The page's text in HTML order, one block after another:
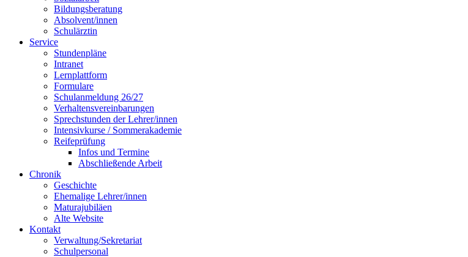
Bildungsberatung
Absolvent/innen
Schulärztin
Service
Stundenpläne
Intranet
Lernplattform
Formulare
Schulanmeldung 26/27
Verhaltensvereinbarungen
Sprechstunden der Lehrer/innen
Intensivkurse / Sommerakademie
Reifeprüfung
Infos und Termine
Abschließende Arbeit
Chronik
Geschichte
Ehemalige Lehrer/innen
Maturajubiläen
Alte Website
Kontakt
Verwaltung/Sekretariat
Schulpersonal